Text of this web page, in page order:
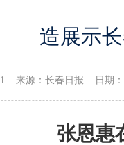
造展示
1 来源：长春日报 日期：
张恩惠